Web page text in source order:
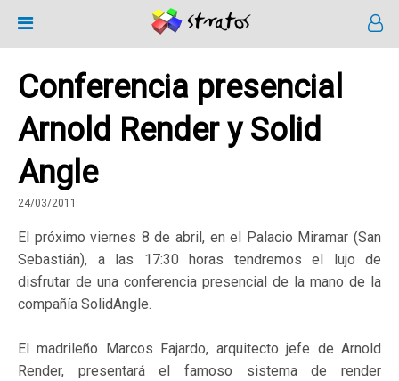
Conferencia presencial
Arnold Render y Solid
Angle
24/03/2011
El próximo viernes 8 de abril, en el Palacio Miramar (San
Sebastián), a las 17:30 horas tendremos el lujo de
disfrutar de una conferencia presencial de la mano de la
compañía SolidAngle.
El madrileño Marcos Fajardo, arquitecto jefe de Arnold
Render, presentará el famoso sistema de render